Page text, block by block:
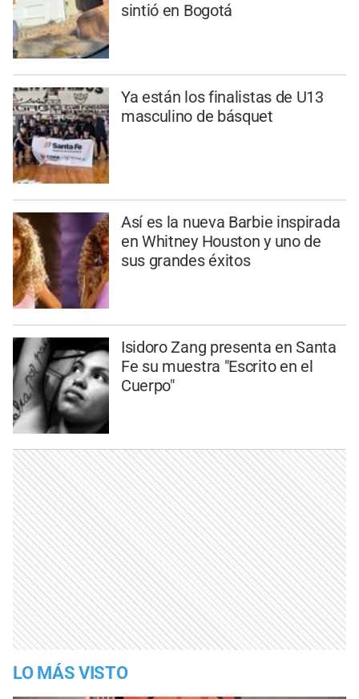
sintió en Bogotá
Ya están los finalistas de U13
masculino de básquet
Así es la nueva Barbie inspirada
en Whitney Houston y uno de
sus grandes éxitos
Isidoro Zang presenta en Santa
Fe su muestra "Escrito en el
Cuerpo"
LO MÁS VISTO